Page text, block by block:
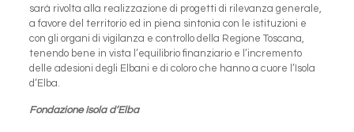
sarà rivolta alla realizzazione di progetti di rilevanza generale,
a favore del territorio ed in piena sintonia con le istituzioni e
con gli organi di vigilanza e controllo della Regione Toscana,
tenendo bene in vista l’equilibrio finanziario e l’incremento
delle adesioni degli Elbani e di coloro che hanno a cuore l’Isola
d’Elba.
Fondazione Isola d’Elba